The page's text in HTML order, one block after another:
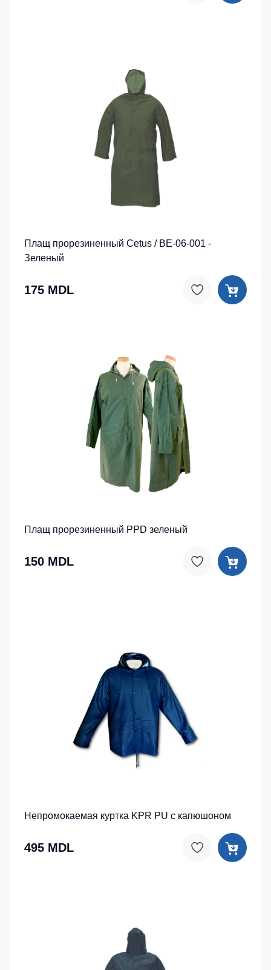
Плащ прорезиненный Cetus / BE-06-001 -
Зеленый
175 MDL
Плащ прорезиненный PPD зеленый
150 MDL
Непромокаемая куртка KPR PU с капюшоном
495 MDL